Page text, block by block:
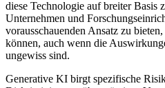
diese Technologie auf breiter Basis
Unternehmen und
vorausschauenden Ansatz zu
können, auch wenn die
ungewiss sind.
Generative KI birgt spezifische